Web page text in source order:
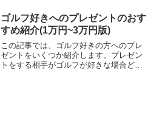
ゴルフ好きへのプレゼントのおす
すめ紹介(1万円~3万円版)
この記事では、ゴルフ好きの方へのプレ
ゼントをいくつか紹介します。プレゼン
トをする相手がゴルフが好きな場合どん